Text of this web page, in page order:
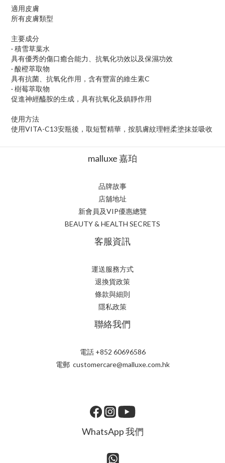
適用皮膚
所有皮膚類型
主要成分
· 積雪草葉水
具有優秀的傷口癒合能力、抗氧化功效以及保濕功效
· 酸橙萃取物
具有抗菌、抗氧化作用，含有豐富的維生素C
· 樹莓萃取物
促進神經醯胺的生成，具有抗氧化及鎮靜作用
使用方法
使用VITA-C13安瓶後，取短暫精華，按肌膚紋理輕柔塗抹並吸收
malluxe 嘉珀
品牌故事
店舖地址
新會員及VIP優惠總覽
BEAUTY & HEALTH SECRETS
客服資訊
運送服務方式
退換貨政策
條款與細則
隱私政策
聯絡我們
電話 +852 60696586
電郵 customercare@malluxe.com.hk
WhatsApp 我們